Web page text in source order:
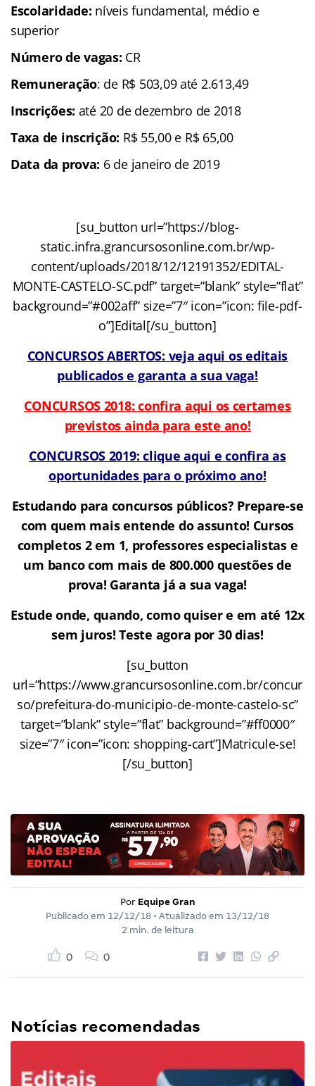
Escolaridade: níveis fundamental, médio e
superior
Número de vagas: CR
Remuneração: de R$ 503,09 até 2.613,49
Inscrições: até 20 de dezembro de 2018
Taxa de inscrição: R$ 55,00 e R$ 65,00
Data da prova: 6 de janeiro de 2019
[su_button url=”https://blog-
static.infra.grancursosonline.com.br/wp-
content/uploads/2018/12/12191352/EDITAL-
MONTE-CASTELO-SC.pdf” target=”blank” style=”flat”
background=”#002aff” size=”7″ icon=”icon: file-pdf-
o”]Edital[/su_button]
CONCURSOS ABERTOS: veja aqui os editais
publicados e garanta a sua vaga!
CONCURSOS 2018: confira aqui os certames
previstos ainda para este ano!
CONCURSOS 2019: clique aqui e confira as
oportunidades para o próximo ano!
Estudando para concursos públicos? Prepare-se
com quem mais entende do assunto! Cursos
completos 2 em 1, professores especialistas e
um banco com mais de 800.000 questões de
prova! Garanta já a sua vaga!
Estude onde, quando, como quiser e em até 12x
sem juros! Teste agora por 30 dias!
[su_button
url=”https://www.grancursosonline.com.br/concur
so/prefeitura-do-municipio-de-monte-castelo-sc”
target=”blank” style=”flat” background=”#ff0000″
size=”7″ icon=”icon: shopping-cart”]Matricule-se!
[/su_button]
Por Equipe Gran
Publicado em 12/12/18 • Atualizado em 13/12/18
2 min. de leitura
0 0
Notícias recomendadas